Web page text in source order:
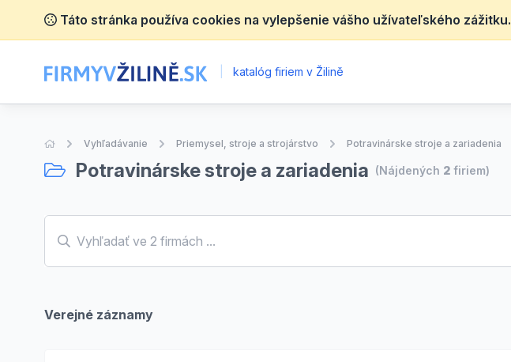
Táto stránka používa cookies na vylepšenie vášho užívateľského zážitku.
katalóg firiem v Žilině
Úvodná stránka
Vyhľadávanie Priemysel, stroje a strojárstvo Potravinárske stroje a zariadenia
Potravinárske stroje a zariadenia (Nájdených 2 firiem)
Verejné záznamy